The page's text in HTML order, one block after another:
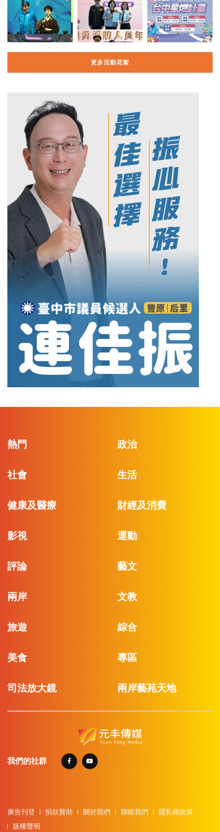
更多活動花絮
熱門 政治
社會 生活
健康及醫療 財經及消費
影視 運動
評論 藝文
兩岸 文教
旅遊 綜合
美食 專區
司法放大鏡 兩岸藝苑天地
我們的社群
廣告刊登 捐款贊助 關於我們 聯絡我們
隱私權政策
版權聲明